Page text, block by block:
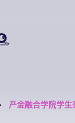
产金融合学院学